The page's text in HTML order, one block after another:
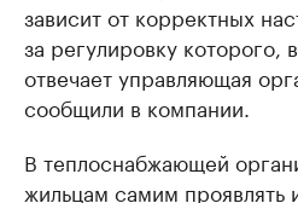
зависит от корректных
за регулировку которого,
отвечает управляющая
сообщили в компании.
В теплоснабжающей
жильцам самим проявлять